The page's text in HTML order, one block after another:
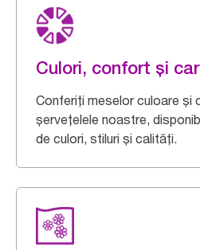
Culori, confort și
Conferiți meselor culoare și
șervețelele noastre,
de culori, stiluri și calități.